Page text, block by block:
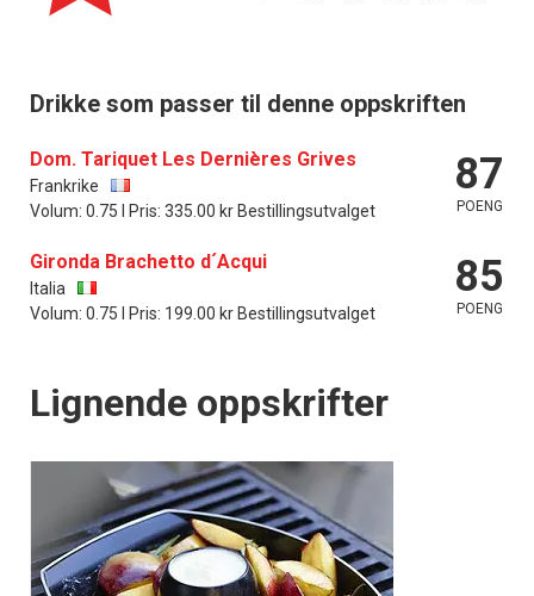
Drikke som passer til denne oppskriften
Dom. Tariquet Les Dernières Grives
Frankrike
Volum: 0.75 l Pris: 335.00 kr Bestillingsutvalget
87
POENG
Gironda Brachetto d´Acqui
Italia
Volum: 0.75 l Pris: 199.00 kr Bestillingsutvalget
85
POENG
Lignende oppskrifter